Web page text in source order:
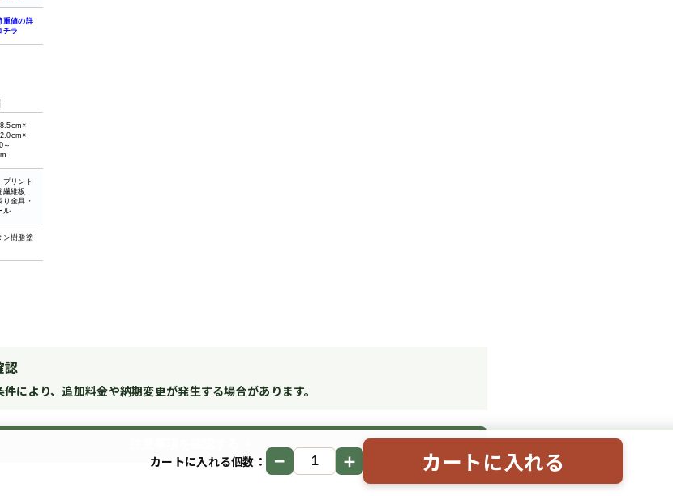
重値の詳
チラ
～
プリント
繊維板
り金具・
ル
ン樹脂塗
カートに入れる個数： − ＋ カートに入れる
認
により、追加料金や納期変更が発生する場合があります。